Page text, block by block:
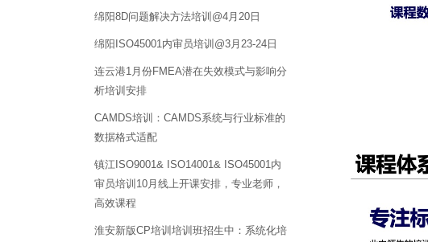
绵阳8D问题解决方法培训@4月20日
绵阳ISO45001内审员培训@3月23-24日
连云港1月份FMEA潜在失效模式与影响分
析培训安排
CAMDS培训：CAMDS系统与行业标准的
数据格式适配
镇江ISO9001& ISO14001& ISO45001内
审员培训10月线上开课安排，专业老师，
高效课程
淮安新版CP培训培训班招生中：系统化培